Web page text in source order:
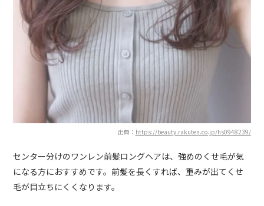
出典： https://beauty.rakuten.co.jp/hs0948239/
センター分けのワンレン前髪ロングヘアは、強めのくせ毛が気
になる方におすすめです。前髪を長くすれば、重みが出てくせ
毛が目立ちにくくなります。